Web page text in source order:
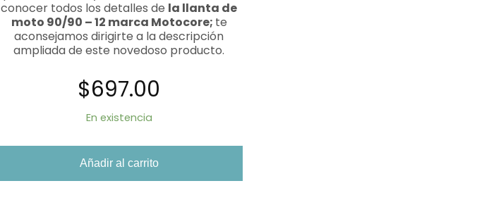
conocer todos los detalles de la llanta de
moto 90/90 – 12 marca Motocore; te
aconsejamos dirigirte a la descripción
ampliada de este novedoso producto.
$697.00
En existencia
Añadir al carrito